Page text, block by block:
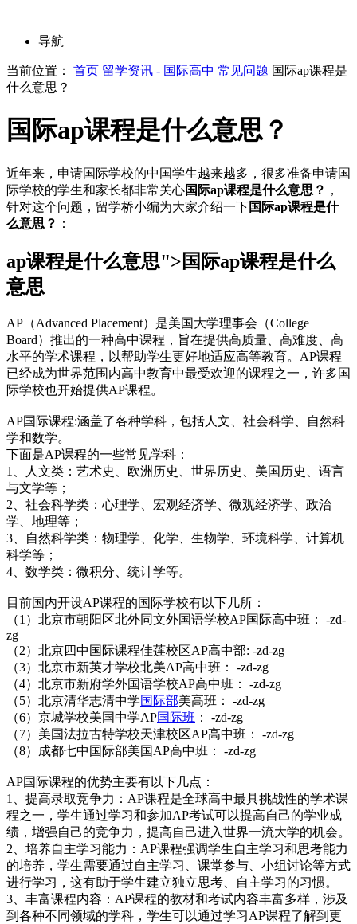
导航
当前位置： 首页 留学资讯 - 国际高中 常见问题 国际ap课程是
什么意思？
国际ap课程是什么意思？
近年来，申请国际学校的中国学生越来越多，很多准备申请国
际学校的学生和家长都非常关心国际ap课程是什么意思？ ，
针对这个问题，留学桥小编为大家介绍一下国际ap课程是什
么意思？ ：
ap课程是什么意思">国际ap课程是什么
意思
AP（Advanced Placement）是美国大学理事会（College
Board）推出的一种高中课程，旨在提供高质量、高难度、高
水平的学术课程，以帮助学生更好地适应高等教育。AP课程
已经成为世界范围内高中教育中最受欢迎的课程之一，许多国
际学校也开始提供AP课程。
AP国际课程:涵盖了各种学科，包括人文、社会科学、自然科
学和数学。
下面是AP课程的一些常见学科：
1、人文类：艺术史、欧洲历史、世界历史、美国历史、语言
与文学等；
2、社会科学类：心理学、宏观经济学、微观经济学、政治
学、地理等；
3、自然科学类：物理学、化学、生物学、环境科学、计算机
科学等；
4、数学类：微积分、统计学等。
目前国内开设AP课程的国际学校有以下几所：
（1）北京市朝阳区北外同文外国语学校AP国际高中班： -zd-
zg
（2）北京四中国际课程佳莲校区AP高中部: -zd-zg
（3）北京市新英才学校北美AP高中班： -zd-zg
（4）北京市新府学外国语学校AP高中班： -zd-zg
（5）北京清华志清中学国际部美高班： -zd-zg
（6）京城学校美国中学AP国际班 ： -zd-zg
（7）美国法拉古特学校天津校区AP高中班： -zd-zg
（8）成都七中国际部美国AP高中班： -zd-zg
AP国际课程的优势主要有以下几点：
1、提高录取竞争力：AP课程是全球高中最具挑战性的学术课
程之一，学生通过学习和参加AP考试可以提高自己的学业成
绩，增强自己的竞争力，提高自己进入世界一流大学的机会。
2、培养自主学习能力：AP课程强调学生自主学习和思考能力
的培养，学生需要通过自主学习、课堂参与、小组讨论等方式
进行学习，这有助于学生建立独立思考、自主学习的习惯。
3、丰富课程内容：AP课程的教材和考试内容丰富多样，涉及
到各种不同领域的学科，学生可以通过学习AP课程了解到更